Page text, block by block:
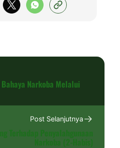
Narkoba Melalui
Post Selanjutnya